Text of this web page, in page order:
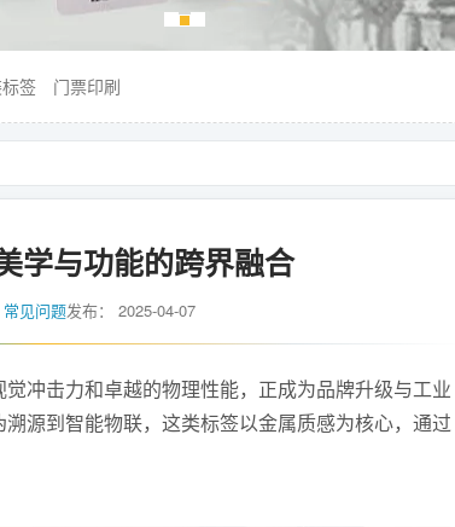
签 门票印刷
学与功能的跨界融合
常见问题发布： 2025-04-07
冲击力和卓越的物理性能，正成为品牌升级与工业
源到智能物联，这类标签以金属质感为核心，通过